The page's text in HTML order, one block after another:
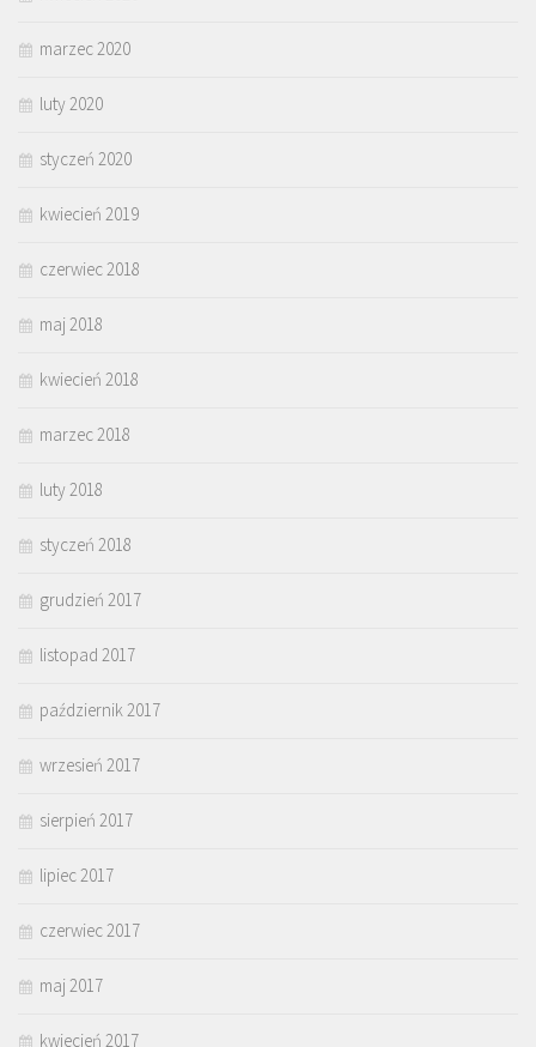
marzec 2020
luty 2020
styczeń 2020
kwiecień 2019
czerwiec 2018
maj 2018
kwiecień 2018
marzec 2018
luty 2018
styczeń 2018
grudzień 2017
listopad 2017
październik 2017
wrzesień 2017
sierpień 2017
lipiec 2017
czerwiec 2017
maj 2017
kwiecień 2017